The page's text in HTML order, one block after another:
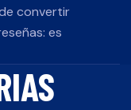
convertir
es